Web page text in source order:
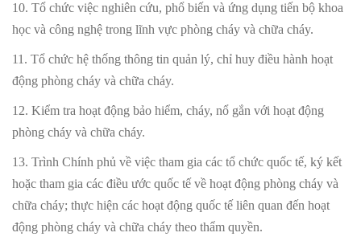
10. Tổ chức việc nghiên cứu, phổ biến và ứng dụng tiến bộ khoa
học và công nghệ trong lĩnh vực phòng cháy và chữa cháy.
11. Tổ chức hệ thống thông tin quản lý, chỉ huy điều hành hoạt
động phòng cháy và chữa cháy.
12. Kiểm tra hoạt động bảo hiểm, cháy, nổ gắn với hoạt động
phòng cháy và chữa cháy.
13. Trình Chính phủ về việc tham gia các tổ chức quốc tế, ký kết
hoặc tham gia các điều ước quốc tế về hoạt động phòng cháy và
chữa cháy; thực hiện các hoạt động quốc tế liên quan đến hoạt
động phòng cháy và chữa cháy theo thẩm quyền.